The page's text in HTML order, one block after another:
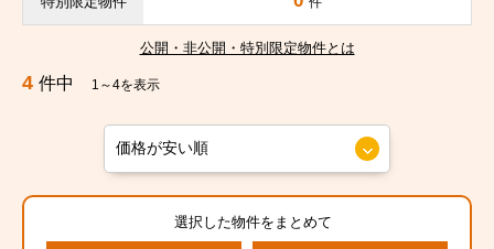
公開・非公開・特別限定物件とは
4 件中 1～4を表示
選択した物件をまとめて